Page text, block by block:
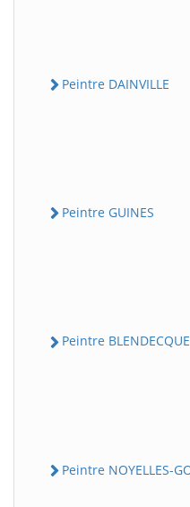
Peintre DAINVILLE
Peintre GUINES
Peintre
Peintre NOYELLES-